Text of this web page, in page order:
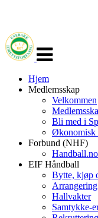
navigasjon
Hjem
Medlemsskap
Velkommen
Bli med i
Økonomisk
Forbund (NHF)
Handball.no
EIF Håndball
Bytte, kjøp
Hallvakter
Samtykke-